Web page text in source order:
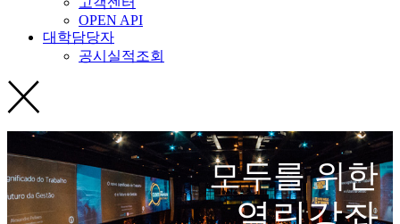
OPEN API
대학담당자
공시실적조회
모두를 위한